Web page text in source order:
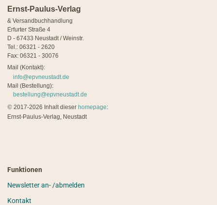
Ernst-Paulus-Verlag
& Versandbuchhandlung
Erfurter Straße 4
D - 67433 Neustadt / Weinstr.
Tel.: 06321 - 2620
Fax: 06321 - 30076
Mail (Kontakt):
info@epvneustadt.de
Mail (Bestellung):
bestellung@epvneustadt.de
© 2017-2026 Inhalt dieser homepage:
Ernst-Paulus-Verlag, Neustadt
Funktionen
Newsletter an- /abmelden
Kontakt